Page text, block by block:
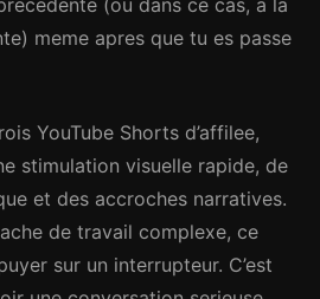
(ou dans ce cas, a la
meme apres que tu es passe
YouTube Shorts d’affilee,
stimulation visuelle rapide, de
et des accroches narratives.
de travail complexe, ce
sur un interrupteur. C’est